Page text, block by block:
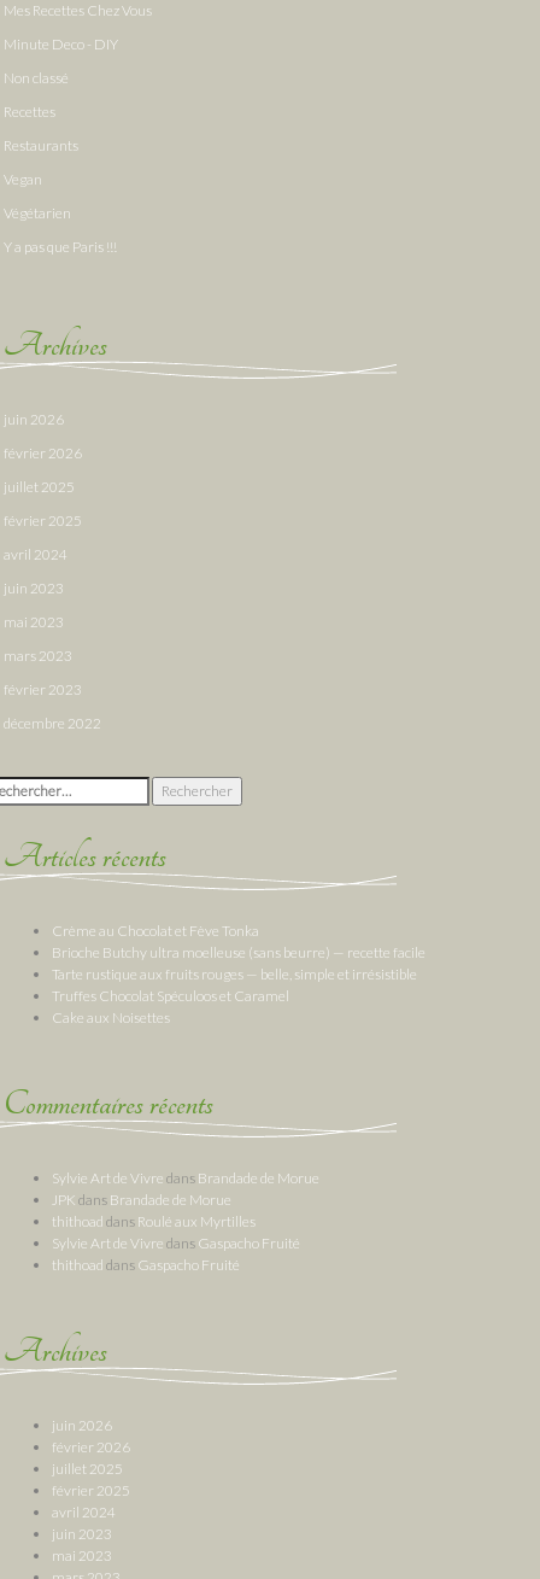
Mes Recettes Chez Vous
Minute Deco - DIY
Non classé
Recettes
Restaurants
Vegan
Végétarien
Y a pas que Paris !!!
Archives
juin 2026
février 2026
juillet 2025
février 2025
avril 2024
juin 2023
mai 2023
mars 2023
février 2023
décembre 2022
:
Articles récents
Crème au Chocolat et Fève Tonka
Brioche Butchy ultra moelleuse (sans beurre) — recette facile
Tarte rustique aux fruits rouges — belle, simple et irrésistible
Truffes Chocolat Spéculoos et Caramel
Cake aux Noisettes
Commentaires récents
Sylvie Art de Vivre dans Brandade de Morue
JPK dans Brandade de Morue
thithoad dans Roulé aux Myrtilles
Sylvie Art de Vivre dans Gaspacho Fruité
thithoad dans Gaspacho Fruité
Archives
juin 2026
février 2026
juillet 2025
février 2025
avril 2024
juin 2023
mai 2023